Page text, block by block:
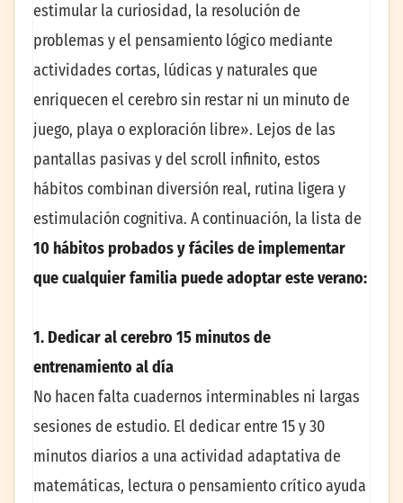
estimular la curiosidad, la resolución de
problemas y el pensamiento lógico mediante
actividades cortas, lúdicas y naturales que
enriquecen el cerebro sin restar ni un minuto de
juego, playa o exploración libre». Lejos de las
pantallas pasivas y del scroll infinito, estos
hábitos combinan diversión real, rutina ligera y
estimulación cognitiva. A continuación, la lista de
10 hábitos probados y fáciles de implementar
que cualquier familia puede adoptar este verano:
1. Dedicar al cerebro 15 minutos de
entrenamiento al día
No hacen falta cuadernos interminables ni largas
sesiones de estudio. El dedicar entre 15 y 30
minutos diarios a una actividad adaptativa de
matemáticas, lectura o pensamiento crítico ayuda